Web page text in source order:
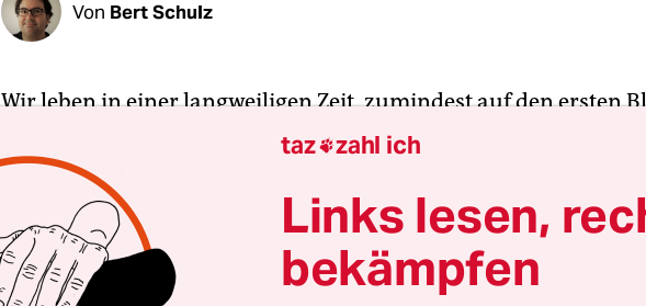
Von Bert Schulz
Wir leben in einer langweiligen Zeit, zumindest auf den ersten
etwa (die gefühlt schon wieder Monate her
obwohl es nur drei Wochen sind): Irgendwie wusste jeder, dass
Jamaika rauskommt. Und siehe da: So kam es auch. Aber, und
die Erkenntnis dieser ersten Zeilen: Ganz so langweilig sind die
doch nicht. Niemand weiß, wie lange dieKoalitionsgespräche
und welche Überraschungen sie produzieren. Womit wir bei
taz zahl ich
Links lesen,
bekämpfen